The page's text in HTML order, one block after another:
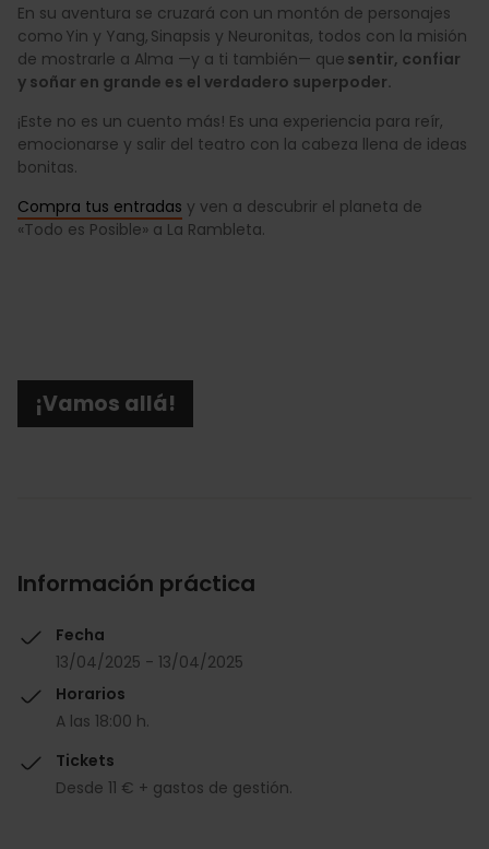
En su aventura se cruzará con un montón de personajes
como Yin y Yang, Sinapsis y Neuronitas, todos con la misión
de mostrarle a Alma —y a ti también— que sentir, confiar
y soñar en grande es el verdadero superpoder.
¡Este no es un cuento más! Es una experiencia para reír,
emocionarse y salir del teatro con la cabeza llena de ideas
bonitas.
Compra tus entradas y ven a descubrir el planeta de
«Todo es Posible» a La Rambleta.
¡Vamos allá!
Información práctica
Fecha
13/04/2025 - 13/04/2025
Horarios
A las 18:00 h.
Tickets
Desde 11 € + gastos de gestión.